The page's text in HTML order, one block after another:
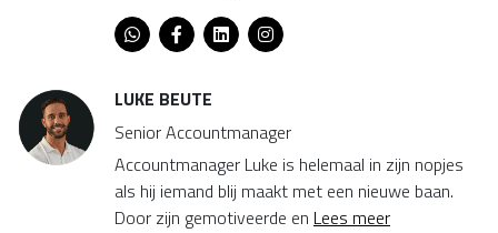
LUKE BEUTE
Senior Accountmanager
Accountmanager Luke is helemaal in zijn nopjes
als hij iemand blij maakt met een nieuwe baan.
Door zijn gemotiveerde en Lees meer